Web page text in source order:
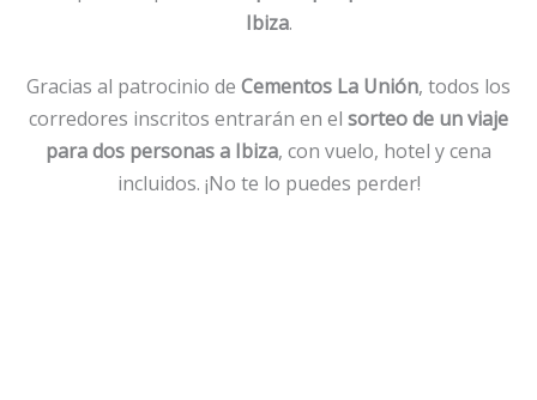
Ibiza.
Gracias al patrocinio de Cementos La Unión, todos los
corredores inscritos entrarán en el sorteo de un viaje
para dos personas a Ibiza, con vuelo, hotel y cena
incluidos. ¡No te lo puedes perder!